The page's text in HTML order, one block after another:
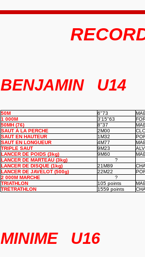
BENJAMIN U14
50M 6"73
1 000M
3'15"63
50MH (76)
8"37
SAUT À LA PERCHE
2M00
SAUT EN HAUTEUR
1M32
SAUT EN LONGUEUR
4M77
TRIPLE SAUT
9M23
LANCER DE POIDS (3kg)
9M60
LANCER DE MARTEAU (3kg)
?
LANCER DE DISQUE (1kg)
21M89
LANCER DE JAVELOT (500g)
22M22
2 000M MARCHE
?
TRIATHLON
105 points
TRÉTRATHLON
1559 points
MINIME U16